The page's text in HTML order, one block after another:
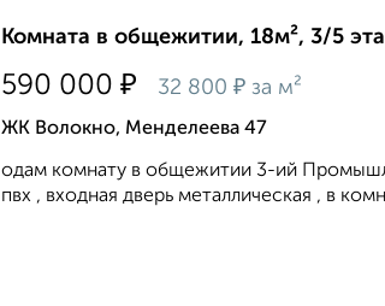
Комната в общежитии, 18м², 3/5
590 000 ₽ 32 800 ₽ за м²
ЖК Волокно, Менделеева 47
одам комнату в общежитии 3-ий
пвх , входная дверь металлическая , в